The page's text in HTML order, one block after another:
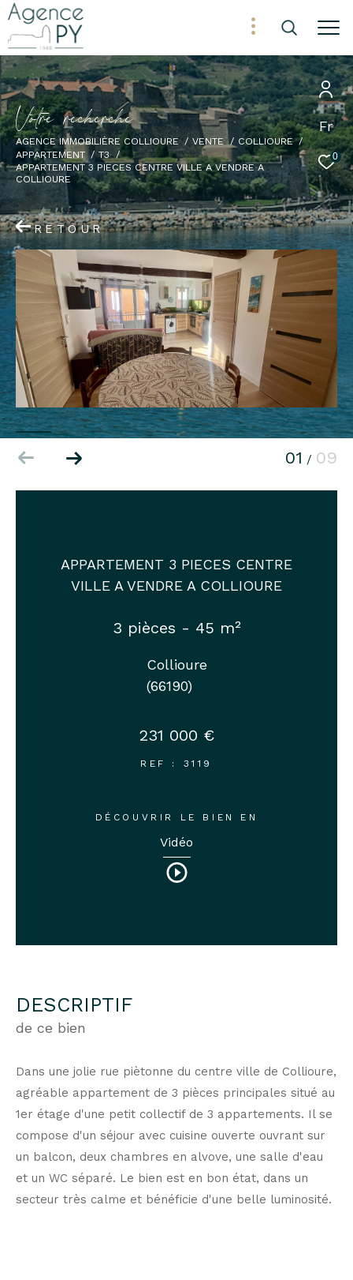
Fr
0
Votre recherche
AGENCE IMMOBILIÈRE COLLIOURE VENTE
COLLIOURE
APPARTEMENT
T3
APPARTEMENT 3 PIECES CENTRE VILLE A VENDRE A
COLLIOURE
RETOUR
01 / 09
APPARTEMENT 3 PIECES CENTRE
VILLE A VENDRE A COLLIOURE
3 pièces - 45 m²
Collioure
(66190)
231 000 €
REF : 3119
DÉCOUVRIR LE BIEN EN
Vidéo
DESCRIPTIF
de ce bien
Dans une jolie rue piètonne du centre ville de Collioure,
agréable appartement de 3 pièces principales situé au
1er étage d'une petit collectif de 3 appartements. Il se
compose d'un séjour avec cuisine ouverte ouvrant sur
un balcon, deux chambres en alvove, une salle d'eau
et un WC séparé. Le bien est en bon état, dans un
secteur très calme et bénéficie d'une belle luminosité.